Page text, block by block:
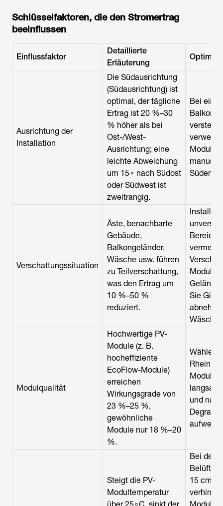
Schlüsselfaktoren, die den Stromertrag
beeinflussen
Einflussfaktor
Detaillierte
Erläuterung
Ausrichtung der
Installation
Die Südausrichtung
(Südausrichtung) ist
optimal, der tägliche
Ertrag ist 20 %–30
% höher als bei
Ost-/West-
Ausrichtung; eine
leichte Abweichung
um 15∘ nach Südost
oder Südwest ist
zweitrangig.
Bei
Module
manuell
Süden
Verschattungssituation
Äste, benachbarte
Gebäude,
Balkongeländer,
Wäsche usw. führen
zu Teilverschattung,
was den Ertrag um
10 %–50 %
reduziert.
Module
Sie
Modulqualität
Hochwertige PV-
Module (z. B.
hocheffiziente
EcoFlow-Module)
erreichen
Wirkungsgrade von
23 %–25 %,
gewöhnliche
Module nur 18 %–20
%.
Wählen
Module,
und
Steigt die PV-
Modultemperatur
Bei der
15 cm